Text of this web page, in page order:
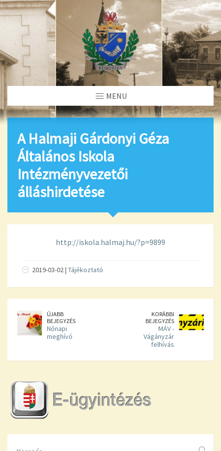
MENU
A Halmaji Gárdonyi Géza
Általános Iskola
Intézményvezetői
álláshirdetése
http://iskola.halmaj.hu/?p=9899
2019-03-02 | Tájékoztató
ÚJABB
BEJEGYZÉS
Nőnapi
meghívó
KORÁBBI
BEJEGYZÉS
MÁV -
Vágányzár
felhívás